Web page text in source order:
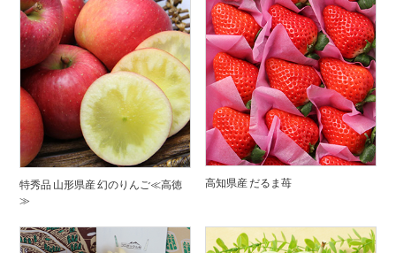
特秀品 山形県産 幻のりんご≪高徳
≫
高知県産 だるま苺